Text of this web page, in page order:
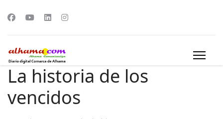
La historia de los
vencidos